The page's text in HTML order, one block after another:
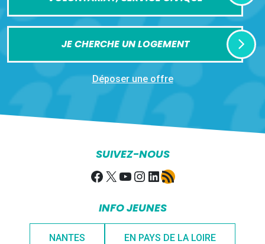
JE CHERCHE UN LOGEMENT
Déposer une offre
SUIVEZ-NOUS
Facebook
X YouTube
Instagram
LinkedIn
Flux RSS
INFO JEUNES
NANTES EN PAYS DE LA LOIRE